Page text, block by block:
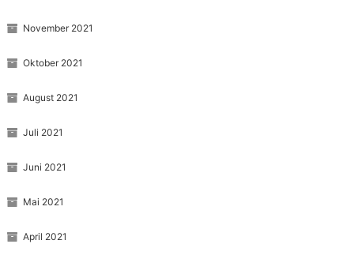
November 2021
Oktober 2021
August 2021
Juli 2021
Juni 2021
Mai 2021
April 2021